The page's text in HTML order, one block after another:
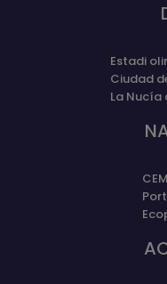
Estadi
Ciudad
La